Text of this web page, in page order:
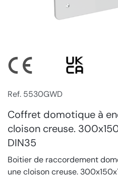
Ref. 5530GWD
Coffret domotique à
cloison creuse.
DIN35
Boitier de raccordement
une cloison creuse.